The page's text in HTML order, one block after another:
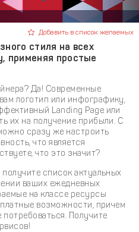
Добавить в список желаемых
стиля на всех
применяя простые
Да! Современные
логотип или инфографику,
Landing Page или
их на получение прибыли. С
сразу же настроить
что является
что это значит?
список актуальных
ваших ежедневных
на классе ресурсы
возможности, причем
Получите